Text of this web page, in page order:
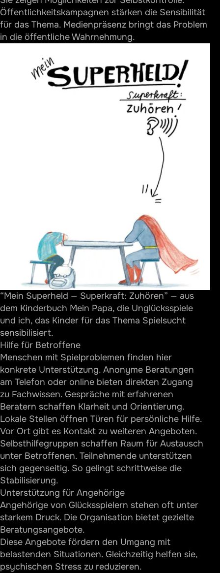
Öffentlichkeitskampagnen stärken die Sensibilität
für das Thema. Medienpräsenz bringt das Problem
in die öffentliche Wahrnehmung.
“Mein Superheld — Superkraft: Zuhören” — aus
dem Kinderbuch Mein Papa, die Unglücksspiele
und ich, das Kinder für das Thema Spielsucht
sensibilisiert.
Hilfe für Betroffene
Menschen mit Spielproblemen finden hier
konkrete Unterstützung. Anonyme Beratungen
am Telefon oder online bieten direkten Zugang
zu Fachwissen. Gespräche mit erfahrenen
Beratern schaffen Klarheit und Orientierung.
Lokale Stellen öffnen Türen für persönliche Hilfe.
Vor Ort gibt es Kontakt zu weiteren Angeboten.
Selbsthilfegruppen schaffen Raum für Austausch
unter Betroffenen. Teilnehmende unterstützen
sich gegenseitig. So gelingt schrittweise die
Stabilisierung.
Unterstützung für Angehörige
Angehörige von Glücksspielern stehen oft unter
starkem Druck. Die Organisation bietet gezielte
Beratungsangebote.
Diese Angebote fördern den Umgang mit
belastenden Situationen. Gleichzeitig helfen sie,
psychischen Stress zu reduzieren.